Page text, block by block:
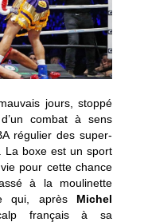
jours, stoppé
combat à sens
régulier des super-
. La boxe est un sport
pour cette chance
à la moulinette
qui, après Michel
français à sa